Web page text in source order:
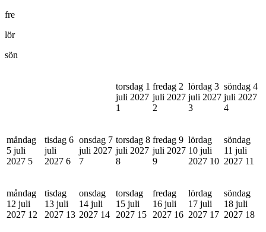
fre
lör
sön
torsdag 1
juli 2027
1
fredag 2
juli 2027
2
lördag 3
juli 2027
3
söndag 4
juli 2027
4
måndag
5 juli
2027 5
tisdag 6
juli
2027 6
onsdag 7
juli 2027
7
torsdag 8
juli 2027
8
fredag 9
juli 2027
9
lördag
10 juli
2027 10
söndag
11 juli
2027 11
måndag
12 juli
2027 12
tisdag
13 juli
2027 13
onsdag
14 juli
2027 14
torsdag
15 juli
2027 15
fredag
16 juli
2027 16
lördag
17 juli
2027 17
söndag
18 juli
2027 18